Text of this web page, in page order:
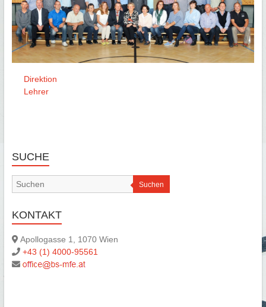
Direktion
Lehrer
SUCHE
Suchen
KONTAKT
Apollogasse 1, 1070 Wien
+43 (1) 4000-95561